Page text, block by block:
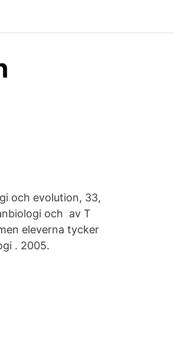
och evolution, 33,
och av T
eleverna tycker
. 2005.